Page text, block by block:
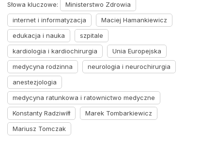
Słowa kluczowe:
Ministerstwo Zdrowia
internet i informatyzacja
Maciej Hamankiewicz
edukacja i nauka
szpitale
kardiologia i kardiochirurgia
Unia Europejska
medycyna rodzinna
neurologia i neurochirurgia
anestezjologia
medycyna ratunkowa i ratownictwo medyczne
Konstanty Radziwiłł
Marek Tombarkiewicz
Mariusz Tomczak